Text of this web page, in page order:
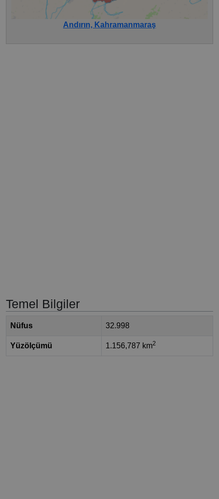
Andırın, Kahramanmaraş
Temel Bilgiler
Nüfus 32.998
Yüzölçümü 1.156,787 km2